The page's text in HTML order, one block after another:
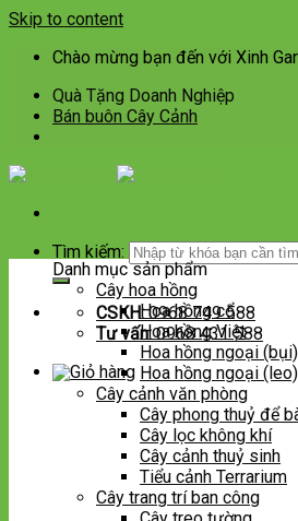
Skip to content
Chào mừng bạn đến với Xinh
Quà Tặng Doanh Nghiệp
Bán buôn Cây Cảnh
Tìm kiếm:
CSKH:0968 749 588
Tư vấn:0968 431 588
Danh mục sản phẩm
Cây hoa hồng
Hoa hồng cổ
Hoa hồng Việt
Hoa hồng ngoại (bụi)
Hoa hồng ngoại (leo)
Cây cảnh văn phòng
Cây phong thuỷ để
Cây lọc không khí
Cây cảnh thuỷ sinh
Tiểu cảnh Terrarium
Cây trang trí ban công